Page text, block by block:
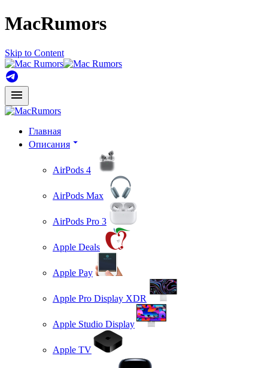
MacRumors
Skip to Content
Главная
Описания
AirPods 4
AirPods Max
AirPods Pro 3
Apple Deals
Apple Pay
Apple Pro Display XDR
Apple Studio Display
Apple TV